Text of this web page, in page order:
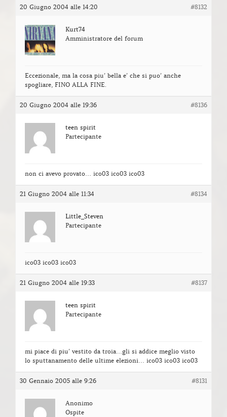
20 Giugno 2004 alle 14:20 #8132
Kurt74
Amministratore del forum
Eccezionale, ma la cosa piu’ bella e’ che si puo’ anche
spogliare, FINO ALLA FINE.
20 Giugno 2004 alle 19:36 #8136
teen spirit
Partecipante
non ci avevo provato… ico03 ico03 ico03
21 Giugno 2004 alle 11:34 #8134
Little_Steven
Partecipante
ico03 ico03 ico03
21 Giugno 2004 alle 19:33 #8137
teen spirit
Partecipante
mi piace di piu’ vestito da troia…gli si addice meglio visto
lo sputtanamento delle ultime elezioni… ico03 ico03 ico03
30 Gennaio 2005 alle 9:26 #8131
Anonimo
Ospite